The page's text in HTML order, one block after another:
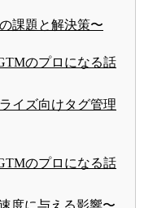
課題と解決策〜
のプロになる話
イズ向けタグ管理
のプロになる話